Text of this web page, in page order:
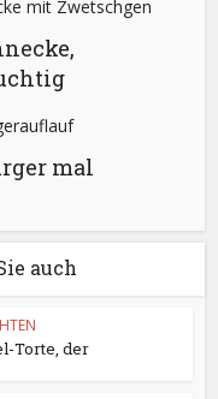
mal
auch
Torte, der